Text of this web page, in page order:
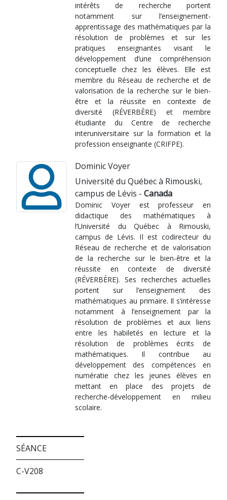
intérêts de recherche portent
notamment sur l’enseignement-
apprentissage des mathématiques par la
résolution de problèmes et sur les
pratiques enseignantes visant le
développement d’une compréhension
conceptuelle chez les élèves. Elle est
membre du Réseau de recherche et de
valorisation de la recherche sur le bien-
être et la réussite en contexte de
diversité (RÉVERBÈRE) et membre
étudiante du Centre de recherche
interuniversitaire sur la formation et la
profession enseignante (CRIFPE).
Dominic Voyer
Université du Québec à Rimouski,
campus de Lévis - Canada
Dominic Voyer est professeur en
didactique des mathématiques à
l’Université du Québec à Rimouski,
campus de Lévis. Il est codirecteur du
Réseau de recherche et de valorisation
de la recherche sur le bien-être et la
réussite en contexte de diversité
(RÉVERBÈRE). Ses recherches actuelles
portent sur l’enseignement des
mathématiques au primaire. Il s’intéresse
notamment à l’enseignement par la
résolution de problèmes et aux liens
entre les habiletés en lecture et la
résolution de problèmes écrits de
mathématiques. Il contribue au
développement des compétences en
numératie chez les jeunes élèves en
mettant en place des projets de
recherche-développement en milieu
scolaire.
SÉANCE
C-V208